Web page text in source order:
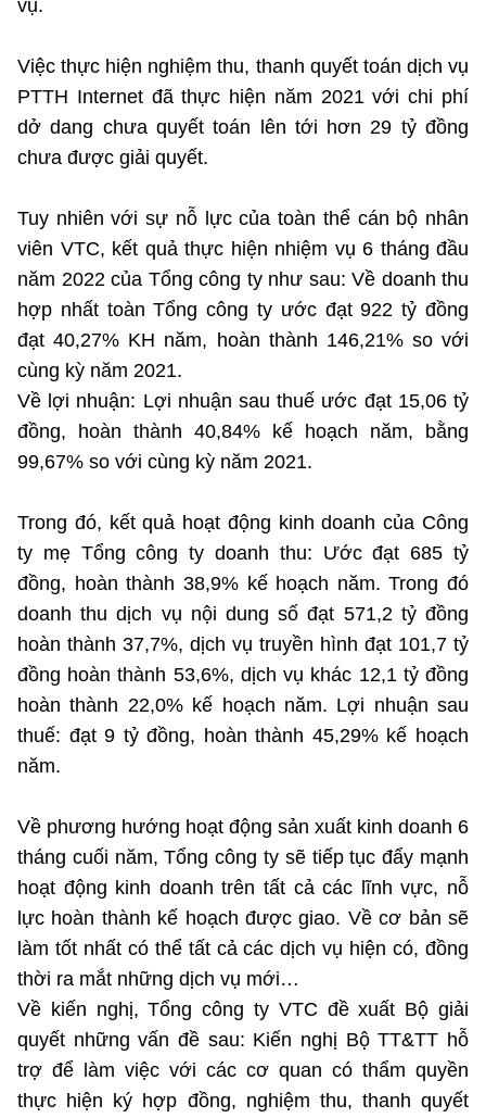
vụ.
Việc thực hiện nghiệm thu, thanh quyết toán dịch vụ
PTTH Internet đã thực hiện năm 2021 với chi phí
dở dang chưa quyết toán lên tới hơn 29 tỷ đồng
chưa được giải quyết.
Tuy nhiên với sự nỗ lực của toàn thể cán bộ nhân
viên VTC, kết quả thực hiện nhiệm vụ 6 tháng đầu
năm 2022 của Tổng công ty như sau: Về doanh thu
hợp nhất toàn Tổng công ty ước đạt 922 tỷ đồng
đạt 40,27% KH năm, hoàn thành 146,21% so với
cùng kỳ năm 2021.
Về lợi nhuận: Lợi nhuận sau thuế ước đạt 15,06 tỷ
đồng, hoàn thành 40,84% kế hoạch năm, bằng
99,67% so với cùng kỳ năm 2021.
Trong đó, kết quả hoạt động kinh doanh của Công
ty mẹ Tổng công ty doanh thu: Ước đạt 685 tỷ
đồng, hoàn thành 38,9% kế hoạch năm. Trong đó
doanh thu dịch vụ nội dung số đạt 571,2 tỷ đồng
hoàn thành 37,7%, dịch vụ truyền hình đạt 101,7 tỷ
đồng hoàn thành 53,6%, dịch vụ khác 12,1 tỷ đồng
hoàn thành 22,0% kế hoạch năm. Lợi nhuận sau
thuế: đạt 9 tỷ đồng, hoàn thành 45,29% kế hoạch
năm.
Về phương hướng hoạt động sản xuất kinh doanh 6
tháng cuối năm, Tổng công ty sẽ tiếp tục đẩy mạnh
hoạt động kinh doanh trên tất cả các lĩnh vực, nỗ
lực hoàn thành kế hoạch được giao. Về cơ bản sẽ
làm tốt nhất có thể tất cả các dịch vụ hiện có, đồng
thời ra mắt những dịch vụ mới…
Về kiến nghị, Tổng công ty VTC đề xuất Bộ giải
quyết những vấn đề sau: Kiến nghị Bộ TT&TT hỗ
trợ để làm việc với các cơ quan có thẩm quyền
thực hiện ký hợp đồng, nghiệm thu, thanh quyết